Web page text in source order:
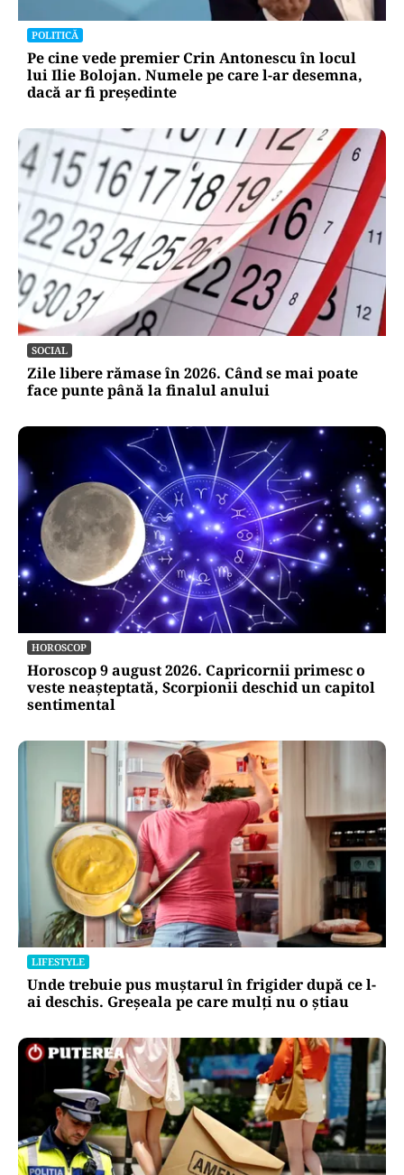
POLITICĂ
Pe cine vede premier Crin Antonescu în locul
lui Ilie Bolojan. Numele pe care l-ar desemna,
dacă ar fi președinte
SOCIAL
Zile libere rămase în 2026. Când se mai poate
face punte până la finalul anului
HOROSCOP
Horoscop 9 august 2026. Capricornii primesc o
veste neașteptată, Scorpionii deschid un capitol
sentimental
LIFESTYLE
Unde trebuie pus muștarul în frigider după ce l-
ai deschis. Greșeala pe care mulți nu o știau